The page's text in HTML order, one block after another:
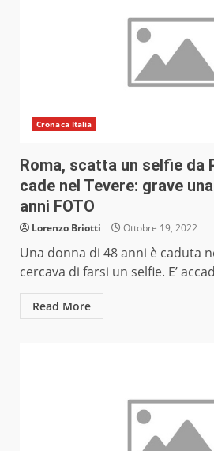
Cronaca Italia
Roma, scatta un selfie da
cade nel Tevere: grave
anni FOTO
Lorenzo Briotti Ottobre 19, 2022
Una donna di 48 anni è caduta
cercava di farsi un selfie. E’
Read More